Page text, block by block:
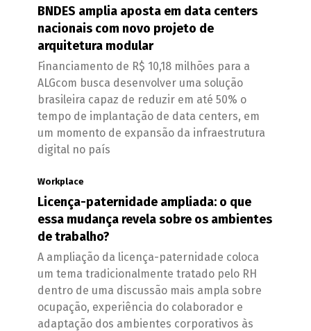
BNDES amplia aposta em data centers
nacionais com novo projeto de
arquitetura modular
Financiamento de R$ 10,18 milhões para a
ALGcom busca desenvolver uma solução
brasileira capaz de reduzir em até 50% o
tempo de implantação de data centers, em
um momento de expansão da infraestrutura
digital no país
Workplace
Licença-paternidade ampliada: o que
essa mudança revela sobre os ambientes
de trabalho?
A ampliação da licença-paternidade coloca
um tema tradicionalmente tratado pelo RH
dentro de uma discussão mais ampla sobre
ocupação, experiência do colaborador e
adaptação dos ambientes corporativos às